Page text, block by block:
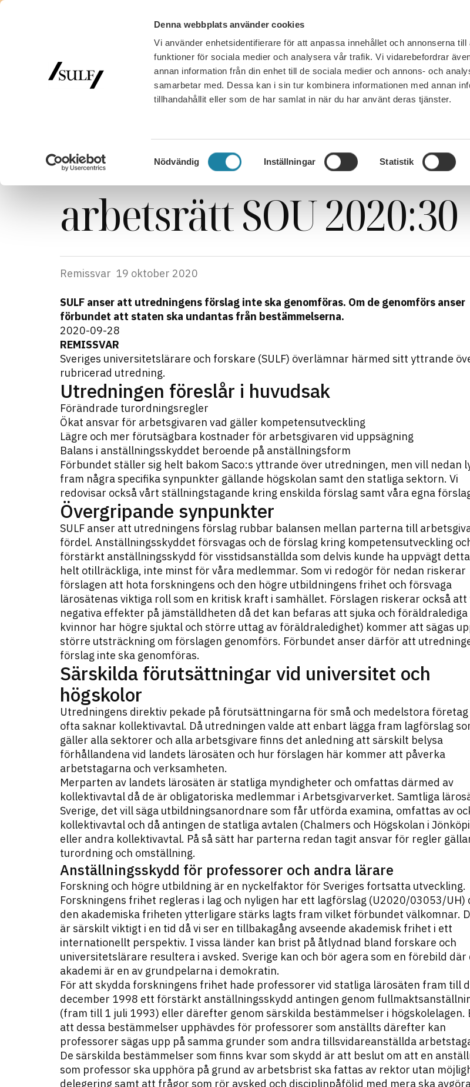
Denna webbplats använder cookies
Vi använder enhetsidentifierare för att anpassa innehållet och annonserna till
funktioner för sociala medier och analysera vår trafik. Vi vidarebefordrar
annan information från din enhet till de sociala medier och annons- och
samarbetar med. Dessa kan i sin tur kombinera informationen med annan
tillhandahållit eller som de har samlat in när du har använt deras tjänster.
Samtyckesval
Nödvändig Inställningar Statistik
MEDLEMSKAP JOBB, LÖN OCH VILLKOR SULF
En moderniserad
arbetsrätt SOU 2020:30
Remissvar 19 oktober 2020
SULF anser att utredningens förslag inte ska genomföras. Om de genomförs anser
förbundet att staten ska undantas från bestämmelserna.
2020-09-28
REMISSVAR
Sveriges universitetslärare och forskare (SULF) överlämnar härmed sitt yttrande
rubricerad utredning.
Utredningen föreslår i huvudsak
Förändrade turordningsregler
Ökat ansvar för arbetsgivaren vad gäller kompetensutveckling
Lägre och mer förutsägbara kostnader för arbetsgivaren vid uppsägning
Balans i anställningsskyddet beroende på anställningsform
Förbundet ställer sig helt bakom Saco:s yttrande över utredningen, men vill nedan
fram några specifika synpunkter gällande högskolan samt den statliga sektorn. Vi
redovisar också vårt ställningstagande kring enskilda förslag samt våra egna
Övergripande synpunkter
SULF anser att utredningens förslag rubbar balansen mellan parterna till
fördel. Anställningsskyddet försvagas och de förslag kring kompetensutveckling
förstärkt anställningsskydd för visstidsanställda som delvis kunde ha uppvägt
helt otillräckliga, inte minst för våra medlemmar. Som vi redogör för nedan riskerar
förslagen att hota forskningens och den högre utbildningens frihet och försvaga
lärosätenas viktiga roll som en kritisk kraft i samhället. Förslagen riskerar också att
negativa effekter på jämställdheten då det kan befaras att sjuka och föräldralediga
kvinnor har högre sjuktal och större uttag av föräldraledighet) kommer att sägas
större utsträckning om förslagen genomförs. Förbundet anser därför att
förslag inte ska genomföras.
Särskilda förutsättningar vid universitet och
högskolor
Utredningens direktiv pekade på förutsättningarna för små och medelstora företag
ofta saknar kollektivavtal. Då utredningen valde att enbart lägga fram lagförslag
gäller alla sektorer och alla arbetsgivare finns det anledning att särskilt belysa
förhållandena vid landets lärosäten och hur förslagen här kommer att påverka
arbetstagarna och verksamheten.
Merparten av landets lärosäten är statliga myndigheter och omfattas därmed av
kollektivavtal då de är obligatoriska medlemmar i Arbetsgivarverket. Samtliga
Sverige, det vill säga utbildningsanordnare som får utförda examina, omfattas av
kollektivavtal och då antingen de statliga avtalen (Chalmers och Högskolan i
eller andra kollektivavtal. På så sätt har parterna redan tagit ansvar för regler
turordning och omställning.
Anställningsskydd för professorer och andra lärare
Forskning och högre utbildning är en nyckelfaktor för Sveriges fortsatta utveckling.
Forskningens frihet regleras i lag och nyligen har ett lagförslag (U2020/03053/UH)
den akademiska friheten ytterligare stärks lagts fram vilket förbundet välkomnar.
är särskilt viktigt i en tid då vi ser en tillbakagång avseende akademisk frihet i ett
internationellt perspektiv. I vissa länder kan brist på åtlydnad bland forskare och
universitetslärare resultera i avsked. Sverige kan och bör agera som en förebild där
akademi är en av grundpelarna i demokratin.
För att skydda forskningens frihet hade professorer vid statliga lärosäten fram till
december 1998 ett förstärkt anställningsskydd antingen genom
(fram till 1 juli 1993) eller därefter genom särskilda bestämmelser i högskolelagen.
att dessa bestämmelser upphävdes för professorer som anställts därefter kan
professorer sägas upp på samma grunder som andra tillsvidareanställda
De särskilda bestämmelser som finns kvar som skydd är att beslut om att en
som professor ska upphöra på grund av arbetsbrist ska fattas av rektor utan
delegering samt att frågor som rör avsked och disciplinpåföljd med mera ska